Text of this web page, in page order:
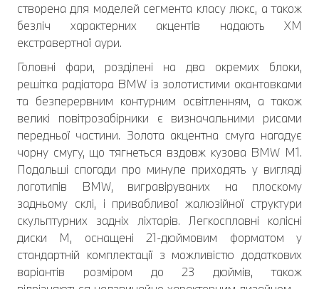
створена для моделей сегмента класу люкс, а також
безліч характерних акцентів надають XM
екстравертної аури.
Головні фари, розділені на два окремих блоки,
решітка радіатора BMW із золотистими окантовками
та безперервним контурним освітленням, а також
великі повітрозабірники є визначальними рисами
передньої частини. Золота акцентна смуга нагадує
чорну смугу, що тягнеться вздовж кузова BMW M1.
Подальші спогади про минуле приходять у вигляді
логотипів BMW, вигравіруваних на плоскому
задньому склі, і привабливої жалюзійної структури
скульптурних задніх ліхтарів. Легкосплавні колісні
диски M, оснащені 21-дюймовим форматом у
стандартній комплектації з можливістю додаткових
варіантів розміром до 23 дюймів, також